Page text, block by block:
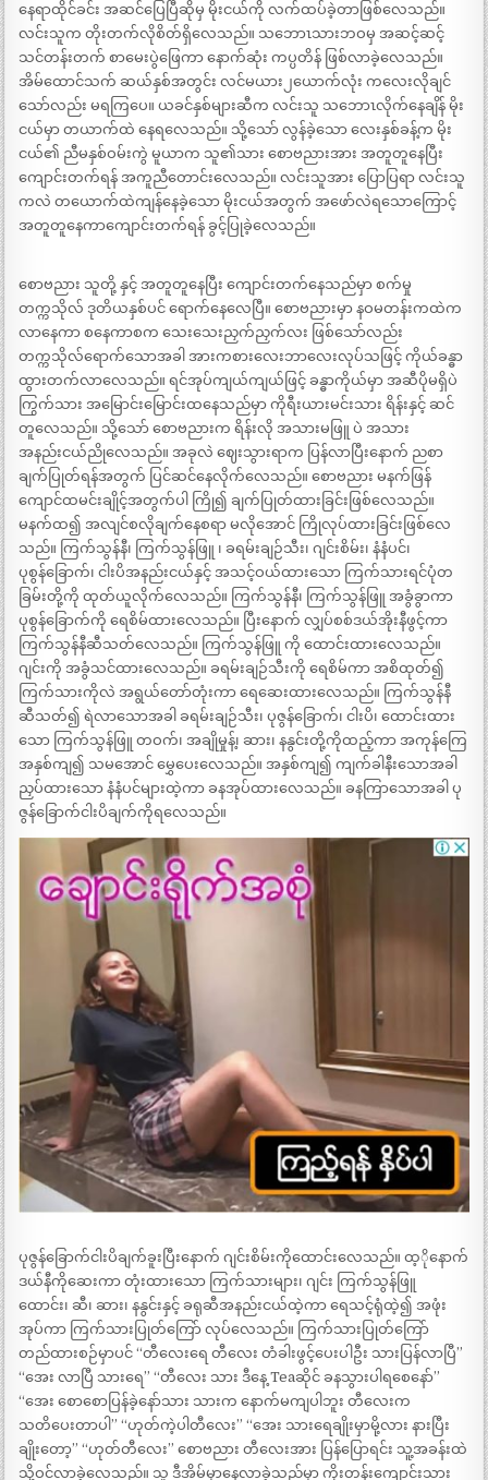
နေရာထိုင်ခင်း အဆင်ပြေပြီဆိုမှ မိုးငယ်ကို လက်ထပ်ခဲ့တာဖြစ်လေသည်။
လင်းသူက တိုးတက်လိုစိတ်ရှိလေသည်။ သဘောၤသားဘဝမှ အဆင့်ဆင့်
သင်တန်းတက် စာမေးပွဲဖြေကာ နောက်ဆုံး ကပ္ပတိန် ဖြစ်လာခဲ့လေသည်။
အိမ်ထောင်သက် ဆယ်နှစ်အတွင်း လင်မယား၂ယောက်လုံး ကလေးလိုချင်
သော်လည်း မရကြပေ။ ယခင်နှစ်များဆီက လင်းသူ သဘောၤလိုက်နေချိန် မိုး
ငယ်မှာ တယာက်ထဲ နေရလေသည်။ သို့သော် လွန်ခဲ့သော လေးနှစ်ခန့်က မိုး
ငယ်၏ ညီမနှစ်ဝမ်းကွဲ မူယာက သူ၏သား စောဗညားအား အတူတူနေပြီး
ကျောင်းတက်ရန် အကူညီတောင်းလေသည်။ လင်းသူအား ပြောပြရာ လင်းသူ
ကလဲ တယောက်ထဲကျန်နေခဲ့သော မိုးငယ်အတွက် အဖော်လဲရသောကြောင့်
အတူတူနေကာကျောင်းတက်ရန် ခွင့်ပြုခဲ့လေသည်။
စောဗညား သူတို့ နှင့် အတူတူနေပြီး ကျောင်းတက်နေသည်မှာ စက်မှု
တက္ကသိုလ် ဒုတိယနှစ်ပင် ရောက်နေလေပြီ။ စောဗညားမှာ နဝမတန်းကထဲက
လာနေကာ စနေကာစက သေးသေးညှက်ညှက်လး ဖြစ်သော်လည်း
တက္ကသိုလ်ရောက်သောအခါ အားကစားလေးဘာလေးလုပ်သဖြင့် ကိုယ်ခန္ဓာ
ထွားတက်လာလေသည်။ ရင်အုပ်ကျယ်ကျယ်ဖြင့် ခန္ဓာကိုယ်မှာ အဆီပိုမရှိပဲ
ကြွက်သား အမြောင်းမြောင်းထနေသည်မှာ ကိုရီးယားမင်းသား ရိန်းနှင့် ဆင်
တူလေသည်။ သို့သော် စောဗညားက ရိန်းလို အသားမဖြူ ပဲ အသား
အနည်းငယ်ညိုလေသည်။ အခုလဲ ဈေးသွားရာက ပြန်လာပြီးနောက် ညစာ
ချက်ပြုတ်ရန်အတွက် ပြင်ဆင်နေလိုက်လေသည်။ စောဗညား မနက်ဖြန်
ကျောင်ထမင်းချိုင့်အတွက်ပါ ကြို၍ ချက်ပြုတ်ထားခြင်းဖြစ်လေသည်။
မနက်ထ၍ အလျင်စလိုချက်နေစရာ မလိုအောင် ကြိုလုပ်ထားခြင်းဖြစ်လေ
သည်။ ကြက်သွန်နီ၊ ကြက်သွန်ဖြူ ၊ ခရမ်းချဉ်သီး၊ ဂျင်းစိမ်း၊ နံနံပင်၊
ပုစွန်ခြောက်၊ ငါးပိအနည်းငယ်နှင့် အသင့်ဝယ်ထားသော ကြက်သားရင်ပုံတ
ခြမ်းတို့ကို ထုတ်ယူလိုက်လေသည်။ ကြက်သွန်နီ၊ ကြက်သွန်ဖြူ အခွံခွာကာ
ပုစွန်ခြောက်ကို ရေစိမ်ထားလေသည်။ ပြီးနောက် လျှပ်စစ်ဒယ်အိုးနီဖွင့်ကာ
ကြက်သွန်နီဆီသတ်လေသည်။ ကြက်သွန်ဖြူ ကို ထောင်းထားလေသည်။
ဂျင်းကို အခွံသင်ထားလေသည်။ ခရမ်းချဉ်သီးကို ရေစိမ်ကာ အစိထုတ်၍
ကြက်သားကိုလဲ အရွယ်တော်တုံးကာ ရေဆေးထားလေသည်။ ကြက်သွန်နီ
ဆီသတ်၍ ရဲလာသောအခါ ခရမ်းချဉ်သီး၊ ပုဇွန်ခြောက်၊ ငါးပိ၊ ထောင်းထား
သော ကြက်သွန်ဖြူ တဝက်၊ အချိုမှုန့်၊ ဆား၊ နနွင်းတို့ကိုထည့်ကာ အကုန်ကြေ
အနှစ်ကျ၍ သမအောင် မွှေပေးလေသည်။ အနှစ်ကျ၍ ကျက်ခါနီးသောအခါ
ညှပ်ထားသော နံနံပင်များထဲ့ကာ ခနအုပ်ထားလေသည်။ ခနကြာသောအခါ ပု
ဇွန်ခြောက်ငါးပိချက်ကိုရလေသည်။
ပုဇွန်ခြောက်ငါးပိချက်ခူးပြီးနောက် ဂျင်းစိမ်းကိုထောင်းလေသည်။ ထ့ိုနောက်
ဒယ်နီကိုဆေးကာ တုံးထားသော ကြက်သားများ၊ ဂျင်း ကြက်သွန်ဖြူ
ထောင်း၊ ဆီ၊ ဆား၊ နနွင်းနှင့် ခရုဆီအနည်းငယ်ထဲ့ကာ ရေသင့်ရုံထဲ့၍ အဖုံး
အုပ်ကာ ကြက်သားပြုတ်ကြော် လုပ်လေသည်။ ကြက်သားပြုတ်ကြော်
တည်ထားစဉ်မှာပင် “တီလေးရေ တီလေး တံခါးဖွင့်ပေးပါဦး သားပြန်လာပြီ”
“အေး လာပြီ သားရေ” “တီလေး သား ဒီနေ့ Teaဆိုင် ခနသွားပါရစေနော်”
“အေး စောစောပြန်ခဲ့နော်သား သားက နောက်မကျပါဘူး တီလေးက
သတိပေးတာပါ” “ဟုတ်ကဲ့ပါတီလေး” “အေး သားရေချိုးမှာမို့လား နားပြီး
ချိုးတော့” “ဟုတ်တီလေး” စောဗညား တီလေးအား ပြန်ပြောရင်း သူ့အခန်းထဲ
သို့ဝင်လာခဲ့လေသည်။ သူ ဒီအိမ်မှာနေလာခဲ့သည်မှာ ကိုးတန်းကျောင်းသား